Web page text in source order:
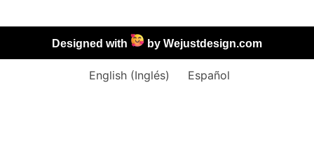
Designed with by Wejustdesign.com
English(Inglés) Español